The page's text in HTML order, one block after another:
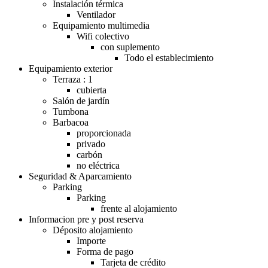
Instalación térmica
Ventilador
Equipamiento multimedia
Wifi colectivo
con suplemento
Todo el establecimiento
Equipamiento exterior
Terraza : 1
cubierta
Salón de jardín
Tumbona
Barbacoa
proporcionada
privado
carbón
no eléctrica
Seguridad & Aparcamiento
Parking
Parking
frente al alojamiento
Informacion pre y post reserva
Déposito alojamiento
Importe
Forma de pago
Tarjeta de crédito